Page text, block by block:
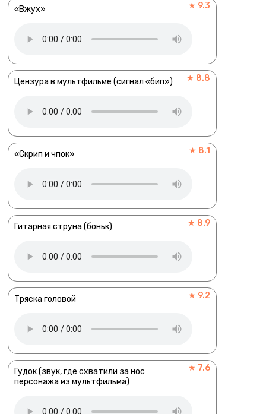
«Вжух» ★ 9.3
Цензура в мультфильме (сигнал «бип») ★ 8.8
«Скрип и чпок» ★ 8.1
Гитарная струна (боньк) ★ 8.9
Тряска головой ★ 9.2
Гудок (звук, где схватили за нос
персонажа из мультфильма)
★ 7.6